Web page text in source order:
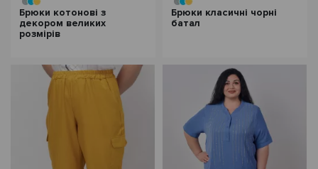
Брюки котонові з
декором великих
розмірів
Брюки класичні чорні
батал